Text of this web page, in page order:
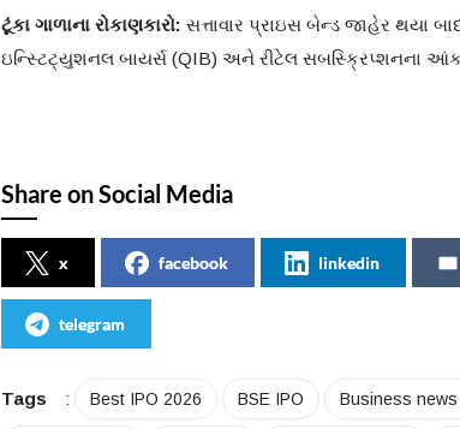
ટૂંકા ગાળાના રોકાણકારો: સત્તાવાર પ્રાઇસ બેન્ડ જાહેર થયા
ઇન્સ્ટિટ્યુશનલ બાયર્સ (QIB) અને રીટેલ સબસ્ક્રિપ્શનના
Share on Social Media
x facebook linkedin
telegram
Tags : Best IPO 2026 BSE IPO Business